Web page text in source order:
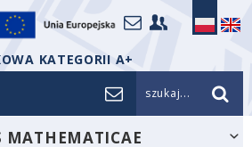
KATEGORII A+
szukaj...
MATHEMATICAE